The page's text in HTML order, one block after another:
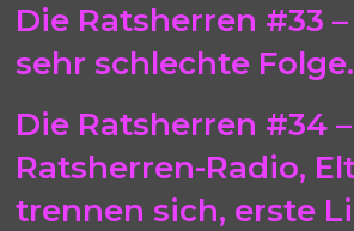
Die Ratsherren #33
sehr schlechte
Die Ratsherren #34 –
Ratsherren-Radio,
trennen sich, erste